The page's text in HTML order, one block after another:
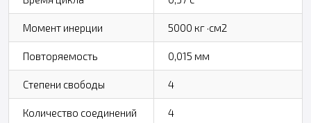
Момент инерции 5000 кг ·см2
Повторяемость 0,015 мм
Степени свободы 4
Количество соединений 4